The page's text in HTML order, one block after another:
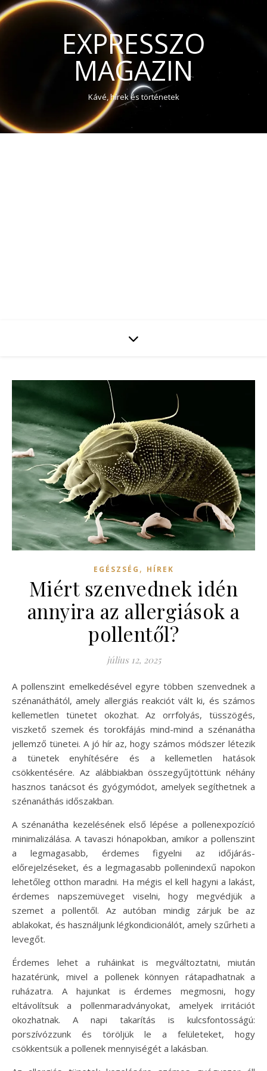
EXPRESSZO
MAGAZIN
Kávé, hírek és történetek
EGÉSZSÉG , HÍREK
Miért szenvednek idén
annyira az allergiások a
pollentől?
július 12, 2025
A pollenszint emelkedésével egyre többen szenvednek a
szénanáthától, amely allergiás reakciót vált ki, és számos
kellemetlen tünetet okozhat. Az orrfolyás, tüsszögés,
viszkető szemek és torokfájás mind-mind a szénanátha
jellemző tünetei. A jó hír az, hogy számos módszer létezik
a tünetek enyhítésére és a kellemetlen hatások
csökkentésére. Az alábbiakban összegyűjtöttünk néhány
hasznos tanácsot és gyógymódot, amelyek segíthetnek a
szénanáthás időszakban.
A szénanátha kezelésének első lépése a pollenexpozíció
minimalizálása. A tavaszi hónapokban, amikor a pollenszint
a legmagasabb, érdemes figyelni az időjárás-
előrejelzéseket, és a legmagasabb pollenindexű napokon
lehetőleg otthon maradni. Ha mégis el kell hagyni a lakást,
érdemes napszemüveget viselni, hogy megvédjük a
szemet a pollentől. Az autóban mindig zárjuk be az
ablakokat, és használjunk légkondicionálót, amely szűrheti a
levegőt.
Érdemes lehet a ruháinkat is megváltoztatni, miután
hazatérünk, mivel a pollenek könnyen rátapadhatnak a
ruházatra. A hajunkat is érdemes megmosni, hogy
eltávolítsuk a pollenmaradványokat, amelyek irritációt
okozhatnak. A napi takarítás is kulcsfontosságú:
porszívózzunk és töröljük le a felületeket, hogy
csökkentsük a pollenek mennyiségét a lakásban.